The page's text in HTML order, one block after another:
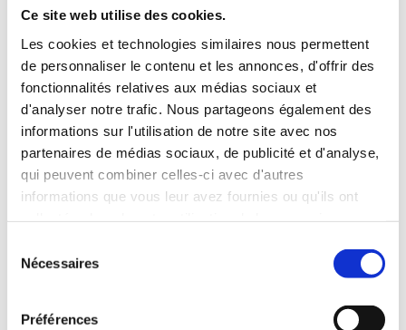
Ce site web utilise des cookies.
Les cookies et technologies similaires nous permettent
de personnaliser le contenu et les annonces, d'offrir des
fonctionnalités relatives aux médias sociaux et
d'analyser notre trafic. Nous partageons également des
informations sur l'utilisation de notre site avec nos
partenaires de médias sociaux, de publicité et d'analyse,
qui peuvent combiner celles-ci avec d'autres
informations que vous leur avez fournies ou qu'ils ont
Nécessaires
Préférences
réunit autour de sujets communs et de valeurs
pourrez développer vos compétences
professionnelles et techniques autant
qu’interculturelles.
3° Créer un réseau de jeunes talents
Partageant la même expérience sur une année, vous
talents, qui vous accompagneront lors de votre
parcours professionnel. Afin de favoriser des liens
durables, l’OFAJ a constitué un réseau d’Alumni pour
les anciens participants !